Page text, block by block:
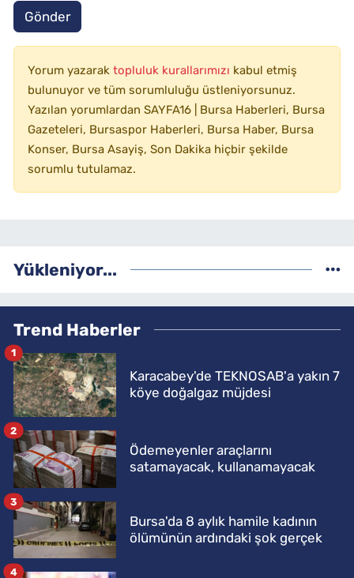
Gönder
Yorum yazarak topluluk kurallarımızı kabul etmiş
bulunuyor ve tüm sorumluluğu üstleniyorsunuz.
Yazılan yorumlardan SAYFA16 | Bursa Haberleri, Bursa
Gazeteleri, Bursaspor Haberleri, Bursa Haber, Bursa
Konser, Bursa Asayiş, Son Dakika hiçbir şekilde
sorumlu tutulamaz.
Yükleniyor...
Trend Haberler
Karacabey'de TEKNOSAB'a yakın 7
köye doğalgaz müjdesi
1
Ödemeyenler araçlarını
satamayacak, kullanamayacak
2
Bursa'da 8 aylık hamile kadının
ölümünün ardındaki şok gerçek
3
4